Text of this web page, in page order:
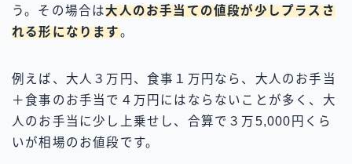
う。その場合は大人のお手当ての値段が少しプラスさ
れる形になります。
例えば、大人３万円、食事１万円なら、大人のお手当
＋食事のお手当で４万円にはならないことが多く、大
人のお手当に少し上乗せし、合算で３万5,000円くら
いが相場のお値段です。